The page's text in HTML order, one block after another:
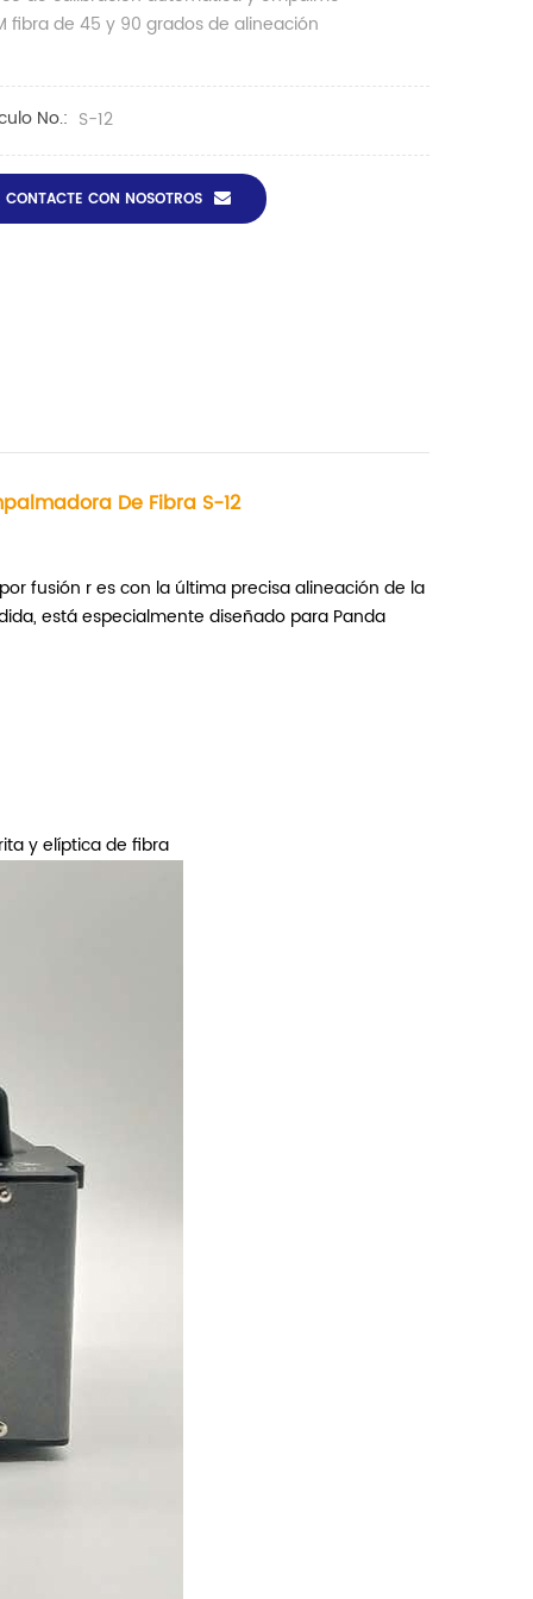
fibra de 45 y 90 grados de alineación
No.: S-12
CONTACTE CON NOSOTROS
De Fibra S-12
fusión r es con la última precisa alineación de la
está especialmente diseñado paraPanda
y elíptica de fibra